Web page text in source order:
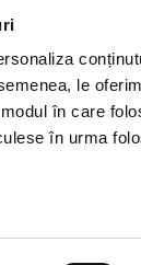
le
în care
în urma